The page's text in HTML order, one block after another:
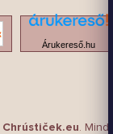
Árukereső.hu
Chrústiček.eu.